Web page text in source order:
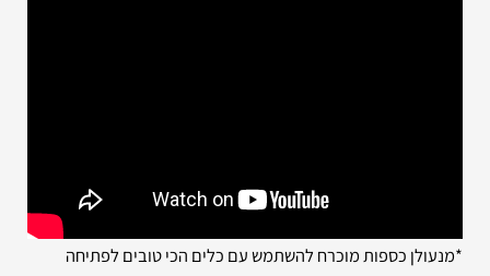
*מנעולן כספות מוכרח להשתמש עם כלים הכי טובים לפתיחה